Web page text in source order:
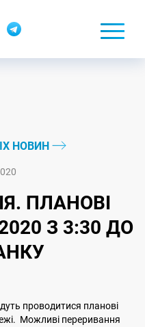
НОВИН
ПЛАНОВІ
З 3:30 ДО
проводитися планові
Можливі переривання